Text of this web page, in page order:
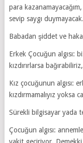
para
sevip saygı duymayacak.
Babadan şiddet ve
Erkek Çocuğun algısı:
kızdırırlarsa
Kız çocuğunun algısı:
kızdırmamalıyız yoksa
Sürekli bilgisayar yada
Çocuğun algısı:
vakit geçiriyor.